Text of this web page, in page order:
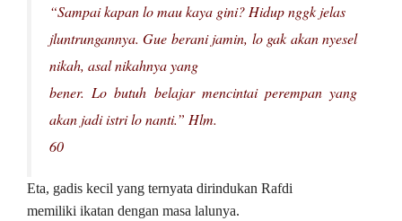
“Sampai kapan lo mau kaya gini? Hidup nggk jelas
jluntrungannya. Gue berani jamin, lo gak akan nyesel
nikah, asal nikahnya yang
bener. Lo butuh belajar mencintai perempan yang
akan jadi istri lo nanti.” Hlm.
60
Eta, gadis kecil yang ternyata dirindukan Rafdi
memiliki ikatan dengan masa lalunya.